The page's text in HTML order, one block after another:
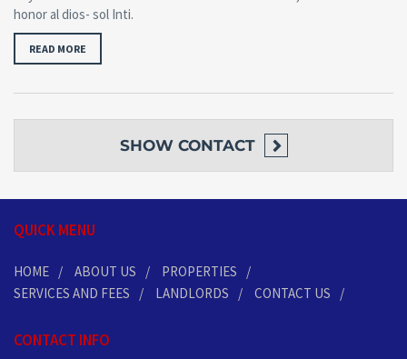
honor al dios- sol Inti.
READ MORE
SHOW CONTACT
QUICK MENU
HOME ABOUT US
PROPERTIES
SERVICES AND FEES
LANDLORDS CONTACT US
CONTACT INFO